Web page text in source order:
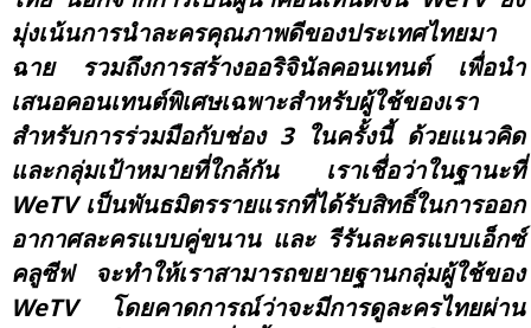
มุ่งเน้นการนำละครคุณภาพดีของประเทศไทยมา
ฉาย รวมถึงการสร้างออริจินัลคอนเทนต์ เพื่อนำ
เสนอคอนเทนต์พิเศษเฉพาะสำหรับผู้ใช้ของเรา
สำหรับการร่วมมือกับช่อง 3 ในครั้งนี้ ด้วยแนวคิด
และกลุ่มเป้าหมายที่ใกล้กัน เราเชื่อว่าในฐานะที่
WeTV เป็นพันธมิตรรายแรกที่ได้รับสิทธิ์ในการออก
อากาศละครแบบคู่ขนาน และ รีรันละครแบบเอ็กซ์
คลูซีฟ จะทำให้เราสามารถขยายฐานกลุ่มผู้ใช้ของ
WeTV โดยคาดการณ์ว่าจะมีการดูละครไทยผ่าน